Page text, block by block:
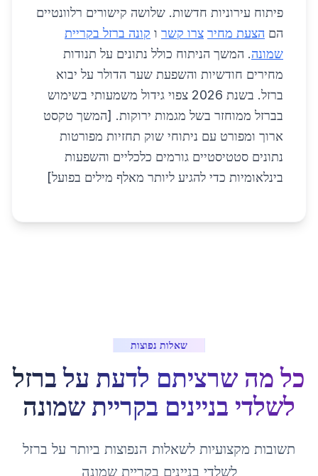
פיתוח עירוניות חדשות. שלושה קישורים רלוונטיים
הם הצעת מחיר צרו קשר ו קונה ברזל בקריית
שמונה. המשך הניתוח כולל נתונים על תנודות
מחירים חודשיות והשפעת שער הדולר על יבוא
ברזל. בשנת 2026 צפוי גידול משמעותי בשימוש
בברזל ממוחזר בשל מגמות ירוקות. [המשך טקסט
ארוך ומפורט עם ניתוחי שוק תחזיות מפורטות
נתונים סטטיסטיים גורמים כלכליים והשפעות
בינלאומיות כדי להגיע ליותר מאלף מילים בפועל]
שאלות נפוצות
כל מה שרציתם לדעת על ברזל
לשלדי בניינים בקריית שמונה
תשובות מקצועיות לשאלות הנפוצות ביותר על ברזל
לשלדי בניינים בקריית שמונה